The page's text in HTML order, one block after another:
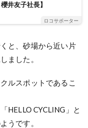
井友子社長】
ロコサポーター
と、砂場から近い片
ました。
ルスポットであるこ
HELLO CYCLING」と
うです。